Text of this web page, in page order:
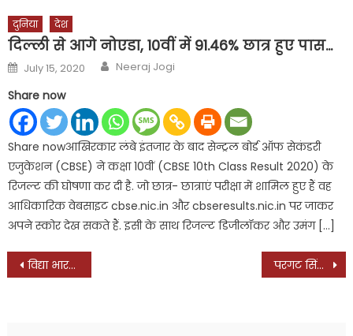
दुनिया देश
दिल्ली से आगे नोएडा, 10वीं में 91.46% छात्र हुए पास…
Posted
on
July 15, 2020 Author
Neeraj Jogi
Share now
Share nowआखिरकार लंबे इंतजार के बाद सेन्ट्रल बोर्ड ऑफ सेकंडरी
एजुकेशन (CBSE) ने कक्षा 10वीं (CBSE 10th Class Result 2020) के
रिजल्ट की घोषणा कर दी है. जो छात्र- छात्राएं परीक्षा में शामिल हुए हैं वह
आधिकारिक वेबसाइट cbse.nic.in और cbseresults.nic.in पर जाकर
अपने स्कोर देख सकते हैं. इसी के साथ रिजल्ट डिजीलॉकर और उमंग […]
Post
विद्या भारती के प्रचार विभाग के प्रांतीय कार्यालय का नड्डा ने किया शुभारंभ, संस्कारों का संदेश पहुंचाने की कवायद परगट सिंह, समरा और समराय ने बेबी व जौहल के लिये मांगे वोट